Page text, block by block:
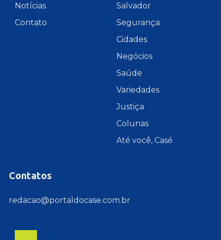
Notícias
Contato
Salvador
Segurança
Cidades
Negócios
Saúde
Variedades
Justiça
Colunas
Até você, Casé
Contatos
redacao@portaldocase.com.br